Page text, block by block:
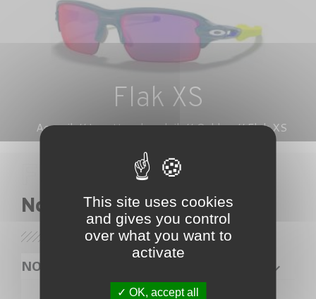
Flak XS
Accueil Lunettes de soleil Oakley Flak XS
Nos lunettes
NOS PRODUITS
This site uses cookies
and gives you control
over what you want to
activate
OK, accept all